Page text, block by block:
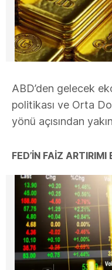
ABD’den gelecek
politikası ve Orta
yönü açısından
FED’İN FAİZ